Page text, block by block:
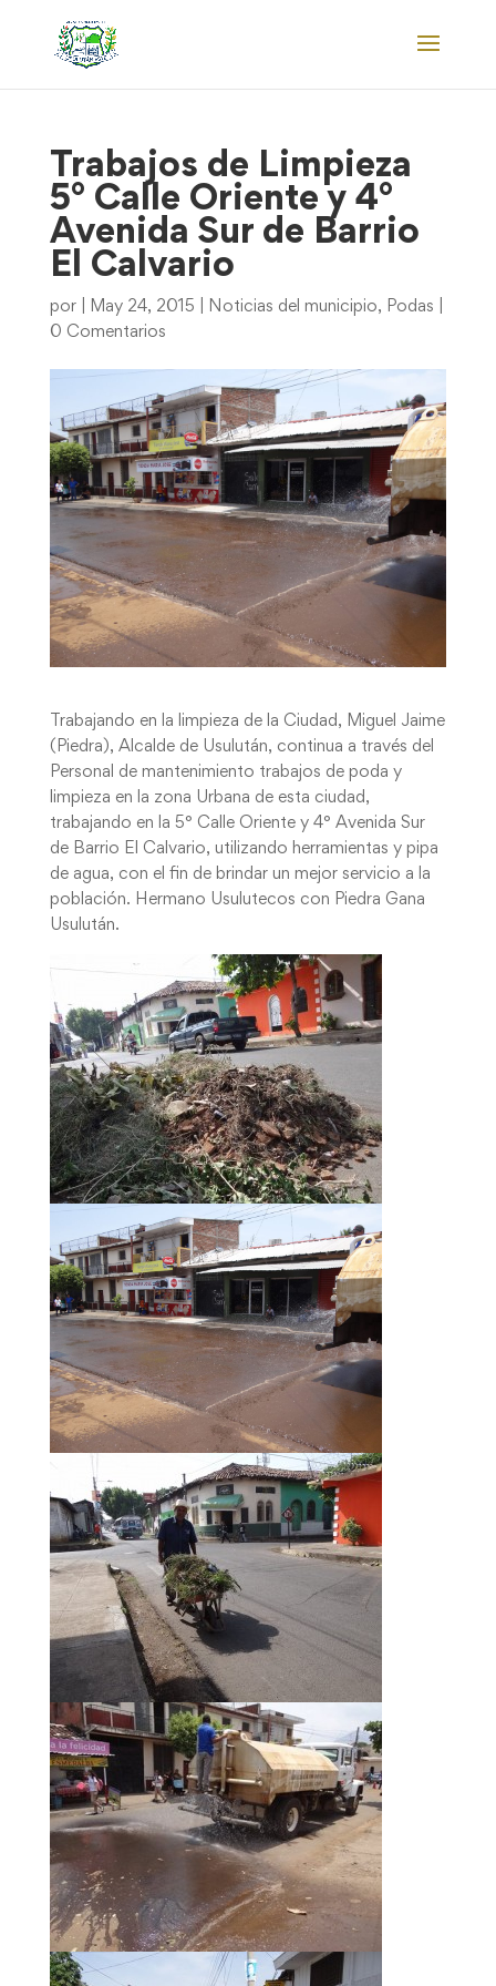
Trabajos de Limpieza
5° Calle Oriente y 4°
Avenida Sur de Barrio
El Calvario
por May 24, 2015 Noticias del municipio, Podas
0 Comentarios
Trabajando en la limpieza de la Ciudad, Miguel Jaime
(Piedra), Alcalde de Usulután, continua a través del
Personal de mantenimiento trabajos de poda y
limpieza en la zona Urbana de esta ciudad,
trabajando en la 5° Calle Oriente y 4° Avenida Sur
de Barrio El Calvario, utilizando herramientas y pipa
de agua, con el fin de brindar un mejor servicio a la
población. Hermano Usulutecos con Piedra Gana
Usulután.